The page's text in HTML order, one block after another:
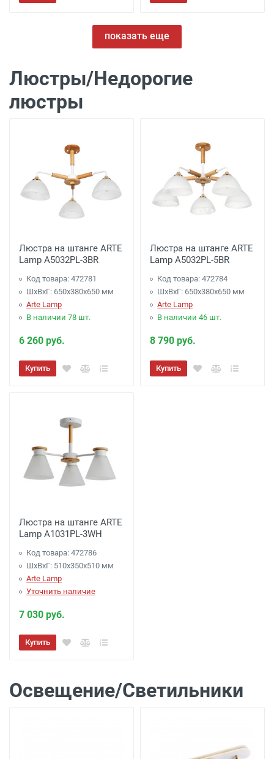
показать еще
Люстры/Недорогие
люстры
Люстра на штанге ARTE
Lamp A5032PL-3BR
Код товара: 472781
ШхВхГ: 650x380x650 мм
Arte Lamp
В наличии 78 шт.
6 260 руб.
Купить
Люстра на штанге ARTE
Lamp A5032PL-5BR
Код товара: 472784
ШхВхГ: 650x380x650 мм
Arte Lamp
В наличии 46 шт.
8 790 руб.
Купить
Люстра на штанге ARTE
Lamp A1031PL-3WH
Код товара: 472786
ШхВхГ: 510x350x510 мм
Arte Lamp
Уточнить наличие
7 030 руб.
Купить
Освещение/Светильники